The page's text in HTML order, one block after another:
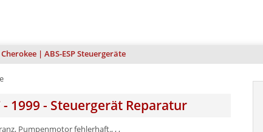
Cherokee | ABS-ESP Steuergeräte
1999 - Steuergerät Reparatur
Pumpenmotor fehlerhaft., , ,